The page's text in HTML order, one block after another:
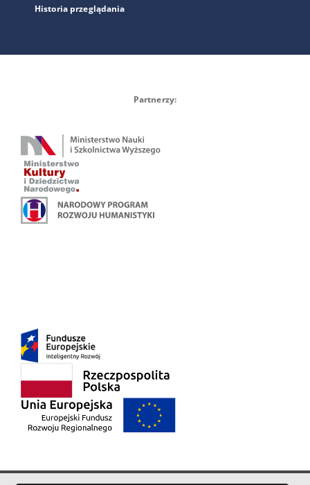
Historia przeglądania
Partnerzy: